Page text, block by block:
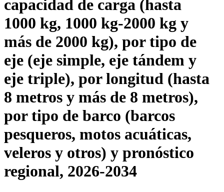
capacidad de carga (hasta
1000 kg, 1000 kg-2000 kg y
más de 2000 kg), por tipo de
eje (eje simple, eje tándem y
eje triple), por longitud (hasta
8 metros y más de 8 metros),
por tipo de barco (barcos
pesqueros, motos acuáticas,
veleros y otros) y pronóstico
regional, 2026-2034